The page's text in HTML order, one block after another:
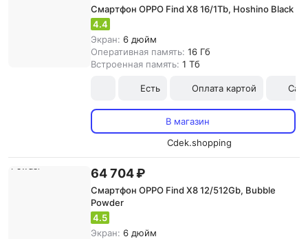
Смартфон OPPO Find X8 16/1Tb, Hoshino Black
4.4
Экран: 6 дюйм
Оперативная память: 16 Гб
Встроенная память: 1 Тб
Есть Оплата картой
В магазин
Cdek.shopping
64 704 ₽
Смартфон OPPO Find X8 12/512Gb, Bubble
Powder
4.5
Экран: 6 дюйм